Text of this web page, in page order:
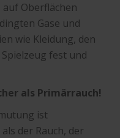
Oberflächen
Gase und
wie Kleidung, den
fest und
als Primärrauch!
ist
der Rauch, der